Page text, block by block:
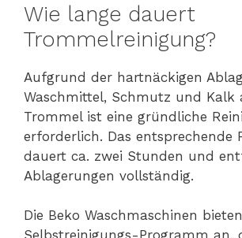
Wie lange dauert
Trommelreinigung?
Aufgrund der hartnäckigen
Waschmittel, Schmutz und Kalk
Trommel ist eine gründliche
erforderlich. Das entsprechende
dauert ca. zwei Stunden und
Ablagerungen vollständig.
Die Beko Waschmaschinen